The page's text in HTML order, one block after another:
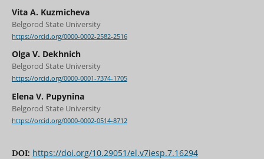
Vita A. Kuzmicheva
Belgorod State University
https://orcid.org/0000-0002-2582-2516
Olga V. Dekhnich
Belgorod State University
https://orcid.org/0000-0001-7374-1705
Elena V. Pupynina
Belgorod State University
https://orcid.org/0000-0002-0514-8712
DOI: https://doi.org/10.29051/el.v7iesp.7.16294